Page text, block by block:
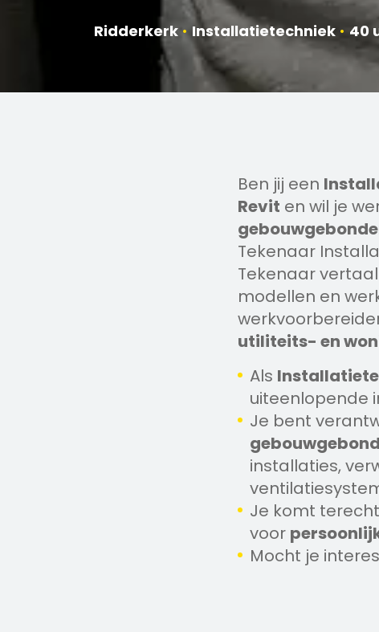
Ridderkerk • Installatietechniek • 40
Ben jij een
Revit en wil je
Tekenaar
Tekenaar
modellen en
utiliteits- en
Als
uiteenlopende
Je bent
installaties,
Je komt
voor
Mocht je